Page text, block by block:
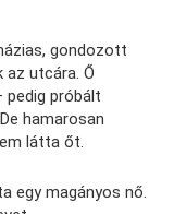
gondozott
az utcára. Ő
pedig próbált
hamarosan
látta őt.
egy magányos nő.